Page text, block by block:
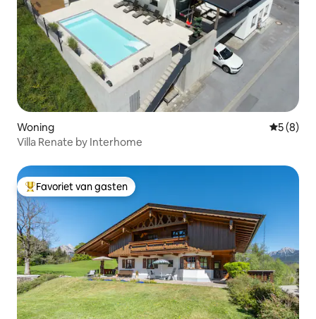
Woning
5 (8)
Villa Renate by Interhome
Topfavoriet van gasten
Favoriet van gasten